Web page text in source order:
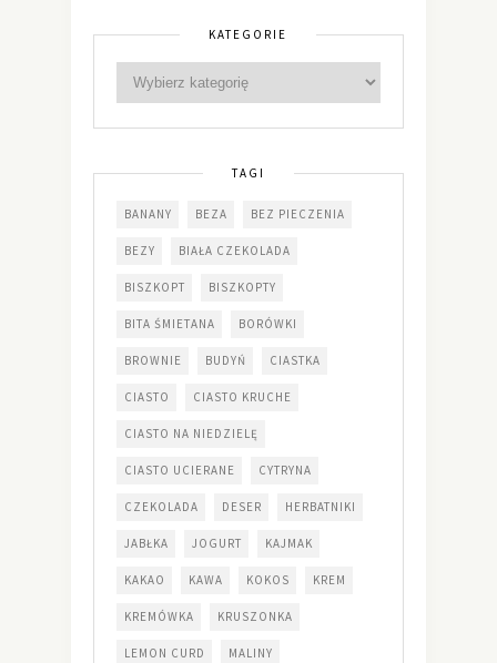
KATEGORIE
TAGI
BANANY BEZA BEZ PIECZENIA
BEZY BIAŁA CZEKOLADA
BISZKOPT BISZKOPTY
BITA ŚMIETANA BORÓWKI
BROWNIE BUDYŃ CIASTKA
CIASTO CIASTO KRUCHE
CIASTO NA NIEDZIELĘ
CIASTO UCIERANE CYTRYNA
CZEKOLADA DESER HERBATNIKI
JABŁKA JOGURT KAJMAK
KAKAO KAWA KOKOS KREM
KREMÓWKA KRUSZONKA
LEMON CURD MALINY